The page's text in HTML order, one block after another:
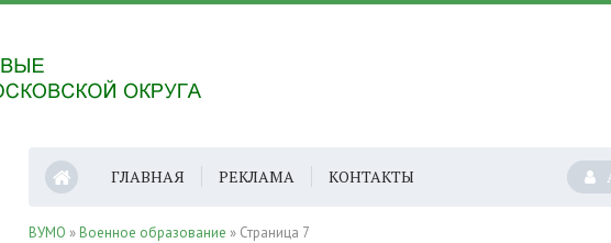
ГЛАВНАЯ РЕКЛАМА КОНТАКТЫ
ВУМО » Военное образование » Страница 7